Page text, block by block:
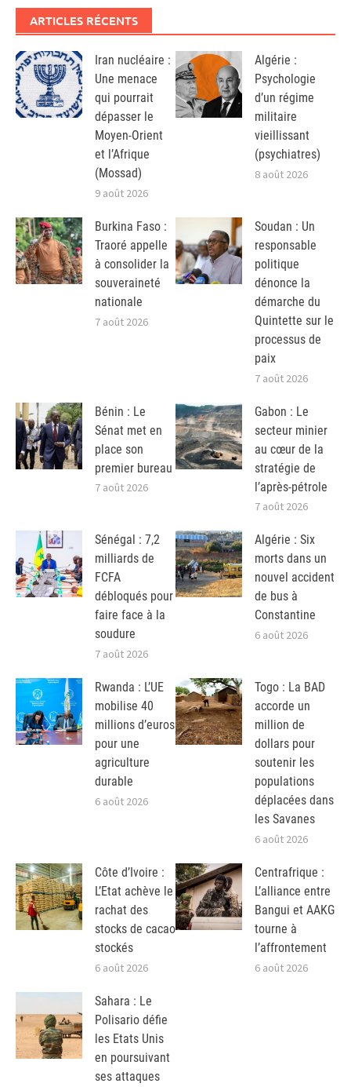
ARTICLES RÉCENTS
Iran nucléaire :
Une menace
qui pourrait
dépasser le
Moyen-Orient
et l’Afrique
(Mossad)
9 août 2026
Algérie :
Psychologie
d’un régime
militaire
vieillissant
(psychiatres)
8 août 2026
Burkina Faso :
Traoré appelle
à consolider la
souveraineté
nationale
7 août 2026
Soudan : Un
responsable
politique
dénonce la
démarche du
Quintette sur le
processus de
paix
7 août 2026
Bénin : Le
Sénat met en
place son
premier bureau
7 août 2026
Gabon : Le
secteur minier
au cœur de la
stratégie de
l’après-pétrole
7 août 2026
Sénégal : 7,2
milliards de
FCFA
débloqués pour
faire face à la
soudure
7 août 2026
Algérie : Six
morts dans un
nouvel accident
de bus à
Constantine
6 août 2026
Rwanda : L’UE
mobilise 40
millions d’euros
pour une
agriculture
durable
6 août 2026
Togo : La BAD
accorde un
million de
dollars pour
soutenir les
populations
déplacées dans
les Savanes
6 août 2026
Côte d’Ivoire :
L’Etat achève le
rachat des
stocks de cacao
stockés
6 août 2026
Centrafrique :
L’alliance entre
Bangui et AAKG
tourne à
l’affrontement
6 août 2026
Sahara : Le
Polisario défie
les Etats Unis
en poursuivant
ses attaques